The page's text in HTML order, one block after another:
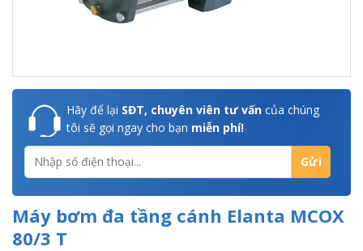
Hãy để lại SĐT, chuyên viên tư vấn của chúng
tôi sẽ gọi ngay cho bạn miễn phí!
Máy bơm đa tầng cánh Elanta MCOX
80/3 T